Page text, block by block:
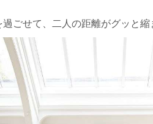
ごせて、二人の距離がグッと縮